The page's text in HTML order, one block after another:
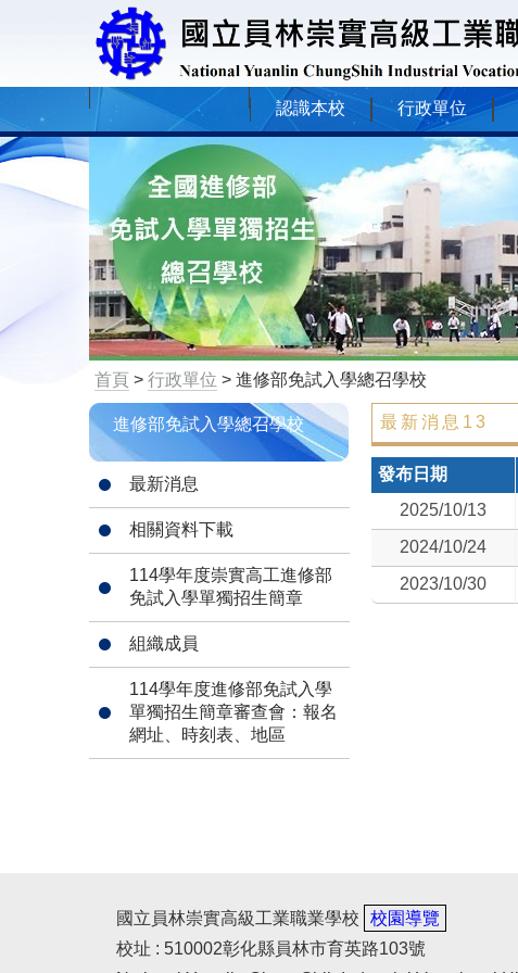
認識本校 行政單位
首頁 > 行政單位 > 進修部免試入學總召學校
進修部免試入學總召學校
最新消息
相關資料下載
114學年度崇實高工進修部
免試入學單獨招生簡章
組織成員
114學年度進修部免試入學
單獨招生簡章審查會：報名
網址、時刻表、地區
最新消息13
發布日期
2025/10/13
2024/10/24
2023/10/30
國立員林崇實高級工業職業學校
校園導覽
校址 : 510002彰化縣員林市育英路103號